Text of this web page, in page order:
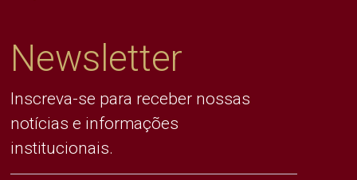
Newsletter
Inscreva-se para receber nossas
notícias e informações
institucionais.